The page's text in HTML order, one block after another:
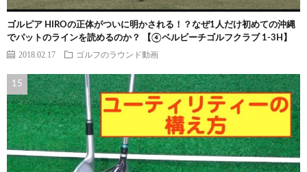
ゴルピア HIROの正体がついに明かされる！？なぜ1人だけ初めての沖縄
でパットのラインを読めるのか？ 【④ベルビーチゴルフクラブ 1-3H】
2018.02.17 ゴルフのラウンド動画